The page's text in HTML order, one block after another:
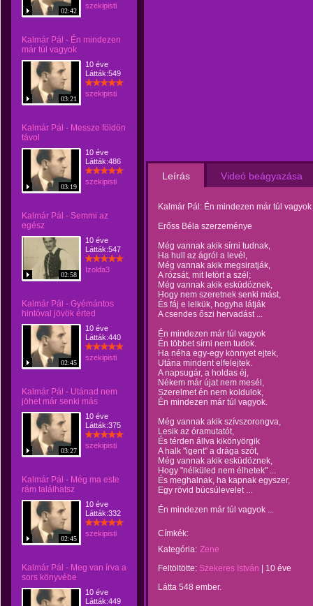
02:42
szekipisti
Kalmár Pál - Én mindezen
már túl vagyok
03:21
10 éve
Látták:549
szekipisti
Kalmár Pál - Messze földön
távol
03:19
10 éve
Látták:486
szekipisti
Kalmár Pál - Semmi az
egész
02:58
10 éve
Látták:547
Izolda3
Kalmár Pál - Gyémántos
hintóval jövök érted
02:45
10 éve
Látták:440
szekipisti
Kalmár Pál - Utánad nem
jöhet már senki más
03:27
10 éve
Látták:375
szekipisti
Kalmár Pál - Még ma este
rám találhatsz
02:45
10 éve
Látták:332
szekipisti
Kalmár Pál - Meg van írva a
sors könyvébe
10 éve
Látták:449
Leírás Videó beágyazása
Kalmár Pál: Én mindezen már túl vagyok
Erőss Béla szerzeménye
Még vannak akik sírni tudnak,
Ha hull az ágról a levél,
Még vannak akik megsiratják,
A rózsát, mit letört a szél;
Még vannak akik esküdöznek,
Hogy nem szeretnek senki mást,
És fáj e lelkük, hogyha látják
A csendes őszi hervadást ...
Én mindezen már túl vagyok
Én többet sírni nem tudok.
Ha néha egy-egy könnyet ejtek,
Utána mindent elfelejtek.
A napsugár, a holdas éj,
Nékem már újat nem mesél,
Szerelmet én nem koldulok,
Én mindezen már túl vagyok.
Még vannak akik szívszorongva,
Lesik az óramutatót,
És térden állva kikönyörgik
A halk "igent" a drága szót,
Még vannak akik esküdöznek,
Hogy "nélküled nem élhetek" ...
És meghalnak, ha kapnak egyszer,
Egy rövid búcsúlevelet ...
Én mindezen már túl vagyok ...
Címkék:
Kategória: Zene
Feltöltötte: Szekeres István
10 éve
Látta 548 ember.